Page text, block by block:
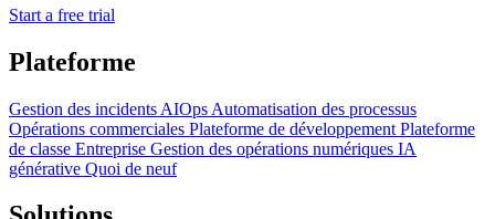
Start a free trial
Plateforme
Gestion des incidents AIOps Automatisation des processus
Opérations commerciales Plateforme de développement Plateforme
de classe Entreprise Gestion des opérations numériques IA
générative Quoi de neuf